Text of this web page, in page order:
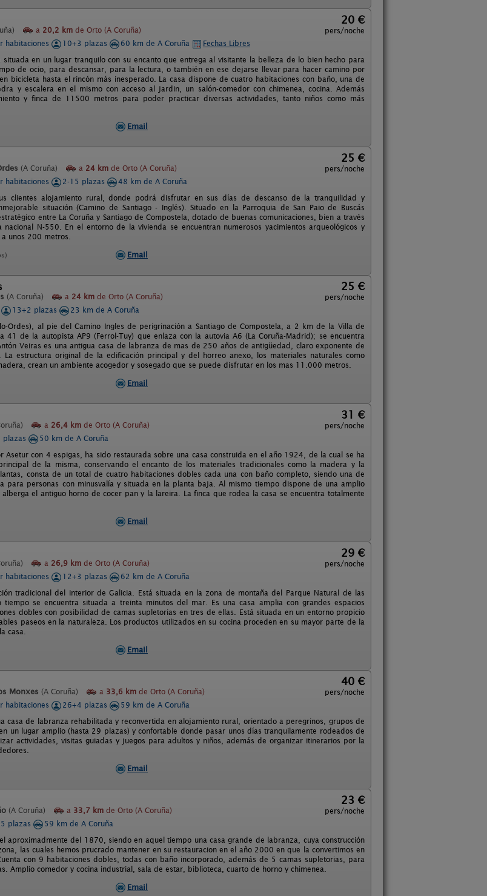
a 20,2 km de Orto (A Coruña)
20 €
pers/noche
habitaciones
10+3 plazas 60 km de A Coruña
Fechas Libres
situada en un lugar tranquilo con su encanto que entrega al visitante la belleza de lo bien hecho para
de ocio, para descansar, para la lectura, o también en ese dejarse llevar para hacer camino por
bicicleta hasta el rincón más inesperado. La casa dispone de cuatro habitaciones con baño, una de
y escalera en el mismo con acceso al jardin, un salón-comedor con chimenea, cocina. Además
y finca de 11500 metros para poder practicar diversas actividades, tanto niños como más
Email
(A Coruña) a 24 km de Orto (A Coruña)
25 €
pers/noche
habitaciones
2-15 plazas
48 km de A Coruña
clientes alojamiento rural, donde podrá disfrutar en sus días de descanso de la tranquilidad y
situación (Camino de Santiago - Inglés). Situado en la Parroquia de San Paio de Buscás
entre La Coruña y Santiago de Compostela, dotado de buenas comunicaciones, bien a través
N-550. En el entorno de la vivienda se encuentran numerosos yacimientos arqueológicos y
unos 200 metros.
Email
(A Coruña) a 24 km de Orto (A Coruña)
25 €
pers/noche
13+2 plazas
23 km de A Coruña
Ordes), al pie del Camino Ingles de perigrinación a Santiago de Compostela, a 2 km de la Villa de
de la autopista AP9 (Ferrol-Tuy) que enlaza con la autovia A6 (La Coruña-Madrid); se encuentra
Veiras es una antigua casa de labranza de mas de 250 años de antigüedad, claro exponente de
La estructura original de la edificación principal y del horreo anexo, los materiales naturales como
crean un ambiente acogedor y sosegado que se puede disfrutar en los mas 11.000 metros.
Email
a 26,4 km de Orto (A Coruña)
31 €
pers/noche
plazas
50 km de A Coruña
Asetur con 4 espigas, ha sido restaurada sobre una casa construida en el año 1924, de la cual se ha
de la misma, conservando el encanto de los materiales tradicionales como la madera y la
consta de un total de cuatro habitaciones dobles cada una con baño completo, siendo una de
para personas con minusvalía y situada en la planta baja. Al mismo tiempo dispone de una amplio
el antiguo horno de cocer pan y la lareira. La finca que rodea la casa se encuentra totalmente
Email
a 26,9 km de Orto (A Coruña)
29 €
pers/noche
habitaciones
12+3 plazas
62 km de A Coruña
tradicional del interior de Galicia. Está situada en la zona de montaña del Parque Natural de las
tiempo se encuentra situada a treinta minutos del mar. Es una casa amplia con grandes espacios
dobles con posibilidad de camas supletorias en tres de ellas. Está situada en un entorno propicio
paseos en la naturaleza. Los productos utilizados en su cocina proceden en su mayor parte de la
casa.
Email
Monxes (A Coruña) a 33,6 km de Orto (A Coruña)
40 €
pers/noche
habitaciones
26+4 plazas
59 km de A Coruña
casa de labranza rehabilitada y reconvertida en alojamiento rural, orientado a peregrinos, grupos de
un lugar amplio (hasta 29 plazas) y confortable donde pasar unos días tranquilamente rodeados de
actividades, visitas guiadas y juegos para adultos y niños, además de organizar itinerarios por la
Email
(A Coruña) a 33,7 km de Orto (A Coruña)
23 €
pers/noche
plazas
59 km de A Coruña
aproximadmente del 1870, siendo en aquel tiempo una casa grande de labranza, cuya construcción
las cuales hemos prucrado mantener en su restauracion en el año 2000 en que la convertimos en
con 9 habitaciones dobles, todas con baño incorporado, además de 5 camas supletorias, para
Amplio comedor y cocina industrial, sala de estar, biblioteca, cuarto de horno y chimenea.
Email